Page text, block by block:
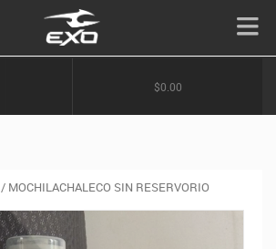
$0.00
/ MOCHILACHALECO SIN RESERVORIO